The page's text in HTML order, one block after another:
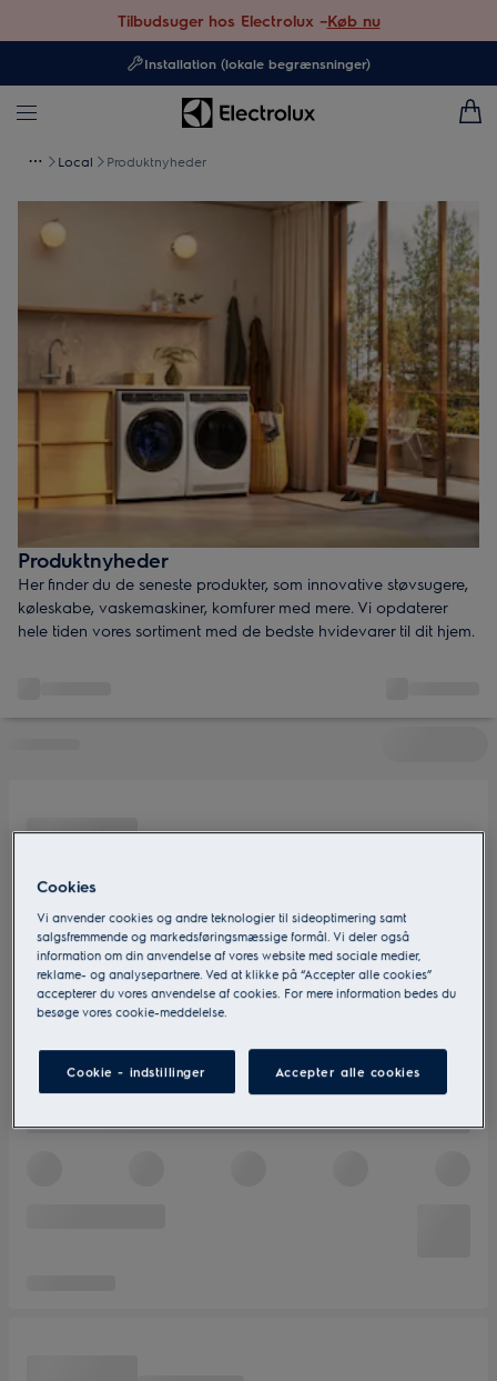
Tilbudsuger hos Electrolux –Køb nu
Installation (lokale begrænsninger)
Local Produktnyheder
Produktnyheder
Her finder du de seneste produkter, som innovative støvsugere,
køleskabe, vaskemaskiner, komfurer med mere. Vi opdaterer
hele tiden vores sortiment med de bedste hvidevarer til dit hjem.
Cookies
Vi anvender cookies og andre teknologier til sideoptimering samt
salgsfremmende og markedsføringsmæssige formål. Vi deler også
information om din anvendelse af vores website med sociale medier,
reklame- og analysepartnere. Ved at klikke på “Accepter alle cookies”
accepterer du vores anvendelse af cookies. For mere information bedes du
besøge vores cookie-meddelelse.
Cookie - indstillinger Accepter alle cookies